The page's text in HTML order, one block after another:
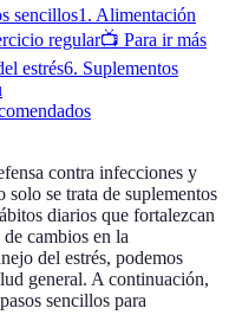
sencillos1. Alimentación
regular📺 Para ir más
estrés6. Suplementos
contra infecciones y
se trata de suplementos
diarios que fortalezcan
cambios en la
del estrés, podemos
general. A continuación,
sencillos para